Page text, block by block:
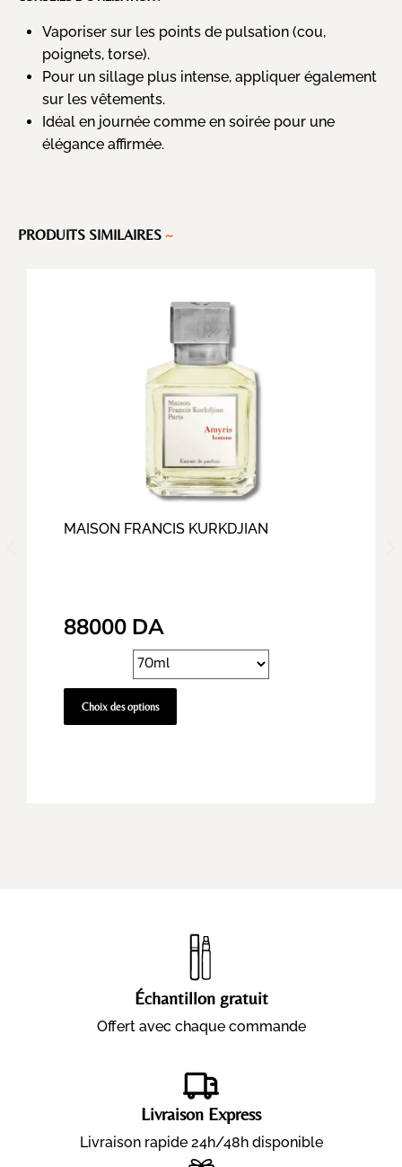
Vaporiser sur les points de pulsation (cou,
poignets, torse).
Pour un sillage plus intense, appliquer également
sur les vêtements.
Idéal en journée comme en soirée pour une
élégance affirmée.
PRODUITS SIMILAIRES ~
MAISON FRANCIS KURKDJIAN
88000 DA
Choix des options
Échantillon gratuit
Offert avec chaque commande
Livraison Express
Livraison rapide 24h/48h disponible